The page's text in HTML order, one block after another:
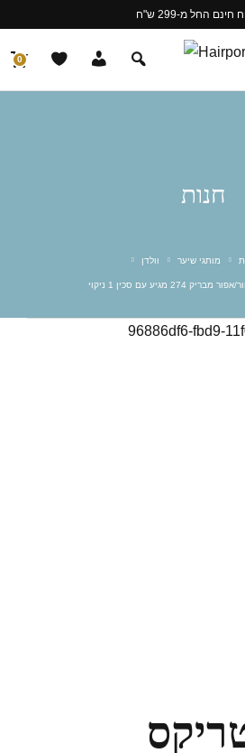
החל מ-299 ש"ח
0
חנות
מותגי שיער וולדן
מגיע עם סכין 1 ניקוי